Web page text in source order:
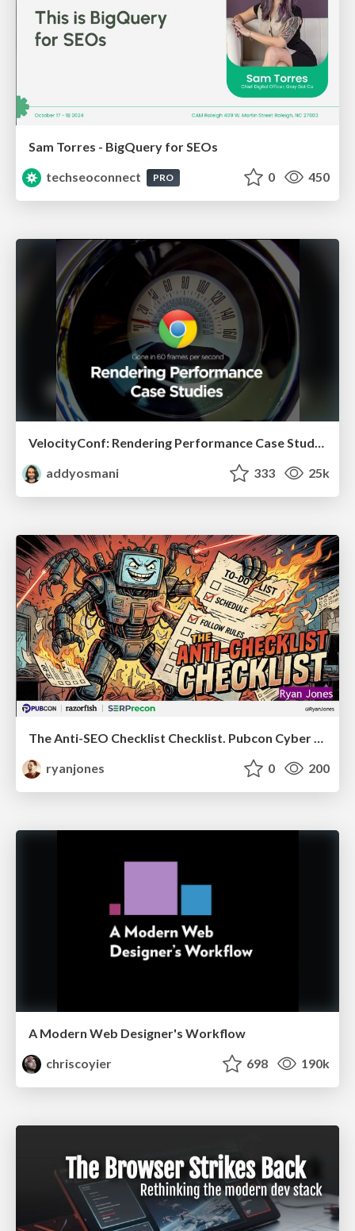
Sam Torres - BigQuery for SEOs
techseoconnect
PRO 0 450
addyosmani
333 25k
The Anti-SEO Checklist Checklist. Pubcon Cyber Week
ryanjones
0 200
A Modern Web Designer's Workflow
chriscoyier
698 190k